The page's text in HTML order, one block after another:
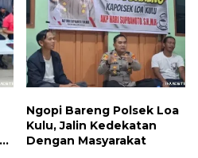
Ngopi Bareng Polsek Loa
Kulu, Jalin Kedekatan
Dengan Masyarakat